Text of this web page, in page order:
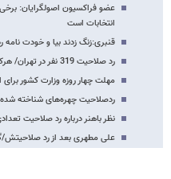
عضو فراکسیون اصولگرایان:
انتخابات است
قنبری:زنگ زدند بیا و خودت نامه
رد صلاحیت 319 نفر در تهران/ هرکه با دولت در افتاد رد شد؟
مهلت چهار روزه وزارت کشور
ردصلاحیت چهره‌های شناخته شده
نظر باهنر درباره رد صلاحیت
علی مطهری بعد از رد